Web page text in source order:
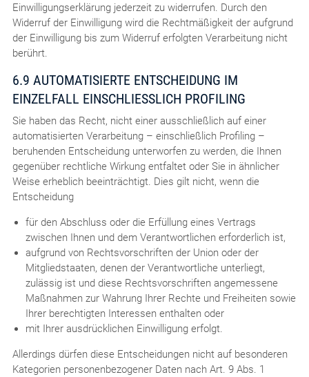
Einwilligungserklärung jederzeit zu widerrufen. Durch den
Widerruf der Einwilligung wird die Rechtmäßigkeit der aufgrund
der Einwilligung bis zum Widerruf erfolgten Verarbeitung nicht
berührt.
6.9 AUTOMATISIERTE ENTSCHEIDUNG IM
EINZELFALL EINSCHLIESSLICH PROFILING
Sie haben das Recht, nicht einer ausschließlich auf einer
automatisierten Verarbeitung – einschließlich Profiling –
beruhenden Entscheidung unterworfen zu werden, die Ihnen
gegenüber rechtliche Wirkung entfaltet oder Sie in ähnlicher
Weise erheblich beeinträchtigt. Dies gilt nicht, wenn die
Entscheidung
für den Abschluss oder die Erfüllung eines Vertrags
zwischen Ihnen und dem Verantwortlichen erforderlich ist,
aufgrund von Rechtsvorschriften der Union oder der
Mitgliedstaaten, denen der Verantwortliche unterliegt,
zulässig ist und diese Rechtsvorschriften angemessene
Maßnahmen zur Wahrung Ihrer Rechte und Freiheiten sowie
Ihrer berechtigten Interessen enthalten oder
mit Ihrer ausdrücklichen Einwilligung erfolgt.
Allerdings dürfen diese Entscheidungen nicht auf besonderen
Kategorien personenbezogener Daten nach Art. 9 Abs. 1